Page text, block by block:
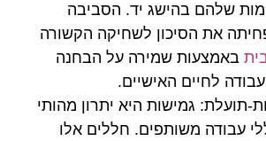
שלהם בהישג יד. הסביבה
את הסיכון לשחיקה הקשורה
באמצעות שמירה על הבחנה
לחיים האישיים.
תועלת:גמישות היא יתרון מהותי
עבודה משותפים. חללים אלו